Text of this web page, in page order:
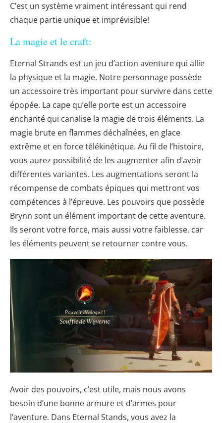
C’est un système vraiment intéressant qui rend
chaque partie unique et imprévisible!
La magie et le craft:
Eternal Strands est un jeu d’action aventure qui allie
la physique et la magie. Notre personnage possède
un accessoire très important pour survivre dans cette
épopée. La cape qu’elle porte est un accessoire
enchanté qui canalise la magie de trois éléments. La
magie brute en flammes déchaînées, en glace
extrême et en force télékinétique. Au fil de l’histoire,
vous aurez possibilité de les augmenter afin d’avoir
différentes variantes. Les augmentations seront la
récompense de combats épiques qui mettront vos
compétences à l’épreuve. Les pouvoirs que possède
Brynn sont un élément important de cette aventure.
Ils seront votre force, mais aussi votre faiblesse, car
les éléments peuvent se retourner contre vous.
Avoir des pouvoirs, c’est utile, mais nous avons
besoin d’une bonne armure et d’armes pour
l’aventure. Dans Eternal Stands, vous avez la